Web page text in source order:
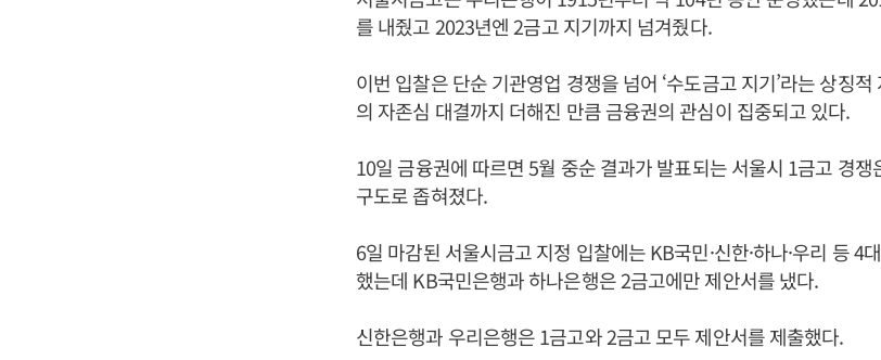
를 내줬고 2023년엔 2금고 지기까지 넘겨줬다.
이번 입찰은 단순 기관영업 경쟁을 넘어 ‘수도금고 지기’라는 상징
의 자존심 대결까지 더해진 만큼 금융권의 관심이 집중되고 있다.
10일 금융권에 따르면 5월 중순 결과가 발표되는 서울시 1금고 경
구도로 좁혀졌다.
6일 마감된 서울시금고 지정 입찰에는 KB국민·신한·하나·우리 등 4
했는데 KB국민은행과 하나은행은 2금고에만 제안서를 냈다.
신한은행과 우리은행은 1금고와 2금고 모두 제안서를 제출했다.